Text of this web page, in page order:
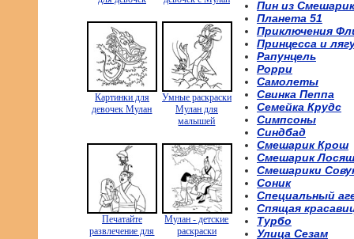
Картинки для
девочек Мулан
Умные раскраски
Мулан для
малышей
Печатайте
развлечение для
Мулан - детские
раскраски
Пин из
Планета 51
Приключения
Принцесса и
Рапунцель
Рорри
Самолеты
Свинка Пеппа
Семейка Крудс
Симпсоны
Синдбад
Смешарик Крош
Смешарик Лосяш
Смешарики
Соник
Специальный
Спящая
Турбо
Улица Сезам